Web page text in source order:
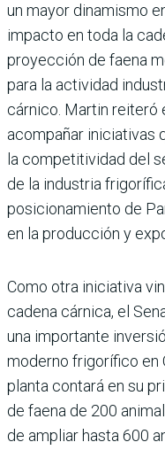
un mayor dinamismo
impacto en toda la
proyección de faena
para la actividad
cárnico. Martin reiteró
acompañar iniciativas
la competitivi­dad del
de la industria
posicionamiento de
en la producción y
Como otra iniciativa
cadena cárnica, el
una importante
moderno frigorífico en
planta contará en su
de faena de 200
de ampliar hasta 600